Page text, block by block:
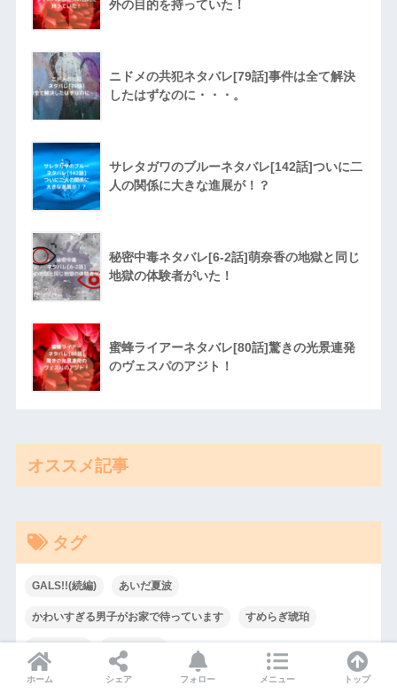
外の目的を持っていた！
ニドメの共犯ネタバレ[79話]事件は全て解決
したはずなのに・・・。
サレタガワのブルーネタバレ[142話]ついに二
人の関係に大きな進展が！？
秘密中毒ネタバレ[6-2話]萌奈香の地獄と同じ
地獄の体験者がいた！
蜜蜂ライアーネタバレ[80話]驚きの光景連発
のヴェスパのアジト！
オススメ記事
タグ
GALS!!(続編) あいだ夏波
かわいすぎる男子がお家で待っています すめらぎ琥珀
アイショタ
アイショタ idol show time twinkling memory
ホーム シェア フォロー メニュー トップ